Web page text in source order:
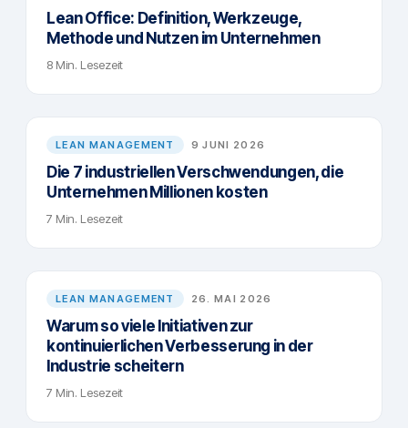
Lean Office: Definition, Werkzeuge,
Methode und Nutzen im Unternehmen
8 Min. Lesezeit
LEAN MANAGEMENT 9 JUNI 2026
Die 7 industriellen Verschwendungen, die
Unternehmen Millionen kosten
7 Min. Lesezeit
LEAN MANAGEMENT 26. MAI 2026
Warum so viele Initiativen zur
kontinuierlichen Verbesserung in der
Industrie scheitern
7 Min. Lesezeit